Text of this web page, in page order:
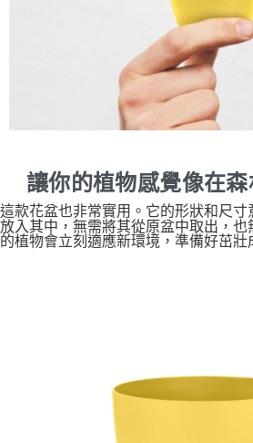
讓你的植物感覺像在
這款花盆也非常實用。它的形狀和尺
放入其中，無需將其從原盆中取出，
的植物會立刻適應新環境，準備好茁壯